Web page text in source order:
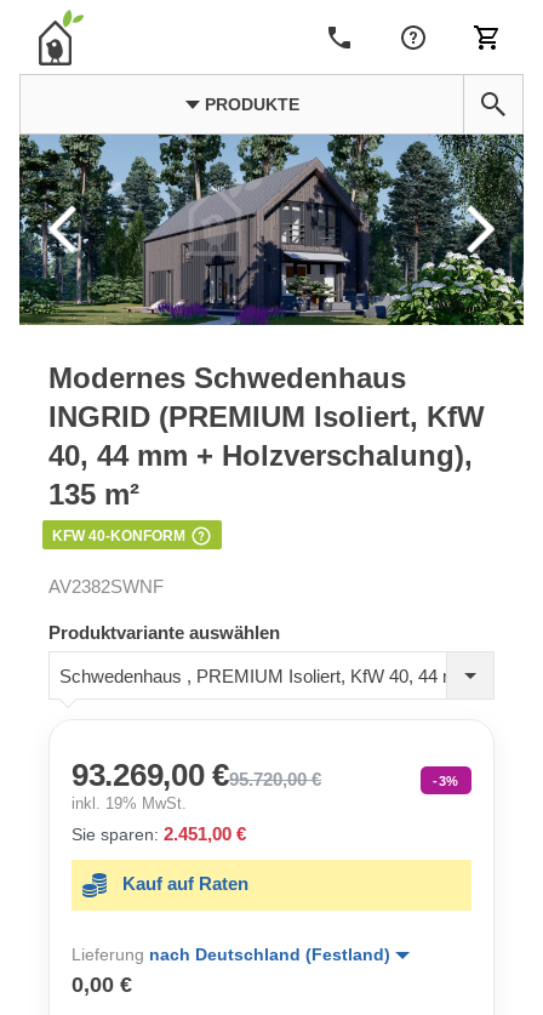
PRODUKTE
Modernes Schwedenhaus
INGRID (PREMIUM Isoliert, KfW
40, 44 mm + Holzverschalung),
135 m²
KFW 40-KONFORM
AV2382SWNF
Produktvariante auswählen
Schwedenhaus , PREMIUM Isoliert, KfW 40, 44 mm + Holzverschalung
93.269,00 €95.720,00 € -3%
inkl. 19% MwSt.
Sie sparen: 2.451,00 €
Kauf auf Raten
Lieferung nach Deutschland (Festland)
0,00 €